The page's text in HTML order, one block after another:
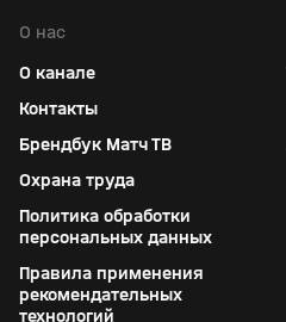
О нас
О канале
Контакты
Брендбук Матч ТВ
Охрана труда
Политика обработки
персональных данных
Правила применения
рекомендательных
технологий